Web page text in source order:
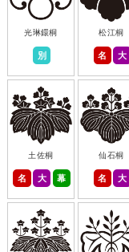
光琳鐶桐
別
松江桐
名 大
土佐桐
名 大 幕
仙石桐
名 大